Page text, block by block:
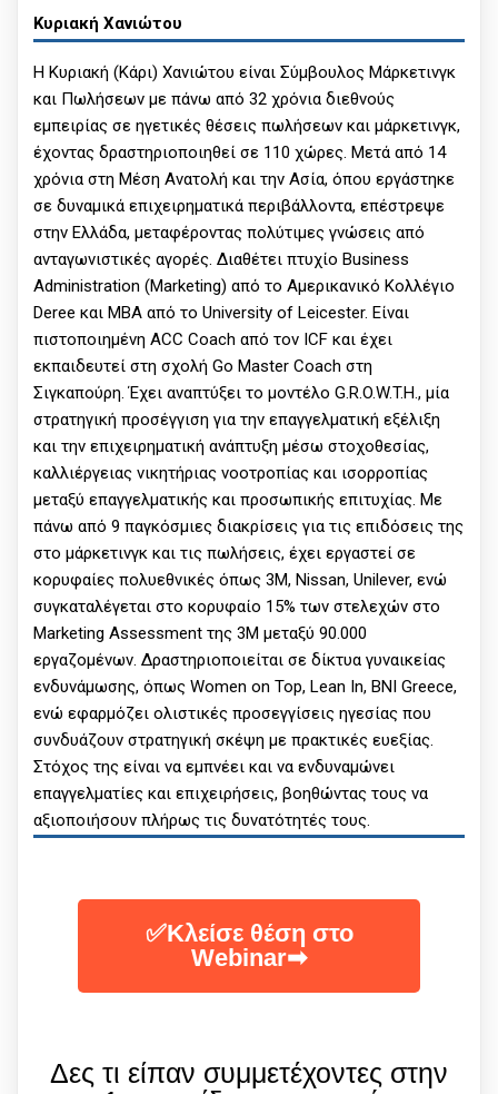
Κυριακή Χανιώτου
Η Κυριακή (Κάρι) Χανιώτου είναι Σύμβουλος Μάρκετινγκ
και Πωλήσεων με πάνω από 32 χρόνια διεθνούς
εμπειρίας σε ηγετικές θέσεις πωλήσεων και μάρκετινγκ,
έχοντας δραστηριοποιηθεί σε 110 χώρες. Μετά από 14
χρόνια στη Μέση Ανατολή και την Ασία, όπου εργάστηκε
σε δυναμικά επιχειρηματικά περιβάλλοντα, επέστρεψε
στην Ελλάδα, μεταφέροντας πολύτιμες γνώσεις από
ανταγωνιστικές αγορές. Διαθέτει πτυχίο Business
Administration (Marketing) από το Αμερικανικό Κολλέγιο
Deree και MBA από το University of Leicester. Είναι
πιστοποιημένη ACC Coach από τον ICF και έχει
εκπαιδευτεί στη σχολή Go Master Coach στη
Σιγκαπούρη. Έχει αναπτύξει το μοντέλο G.R.O.W.T.H., μία
στρατηγική προσέγγιση για την επαγγελματική εξέλιξη
και την επιχειρηματική ανάπτυξη μέσω στοχοθεσίας,
καλλιέργειας νικητήριας νοοτροπίας και ισορροπίας
μεταξύ επαγγελματικής και προσωπικής επιτυχίας. Με
πάνω από 9 παγκόσμιες διακρίσεις για τις επιδόσεις της
στο μάρκετινγκ και τις πωλήσεις, έχει εργαστεί σε
κορυφαίες πολυεθνικές όπως 3M, Nissan, Unilever, ενώ
συγκαταλέγεται στο κορυφαίο 15% των στελεχών στο
Marketing Assessment της 3M μεταξύ 90.000
εργαζομένων. Δραστηριοποιείται σε δίκτυα γυναικείας
ενδυνάμωσης, όπως Women on Top, Lean In, BNI Greece,
ενώ εφαρμόζει ολιστικές προσεγγίσεις ηγεσίας που
συνδυάζουν στρατηγική σκέψη με πρακτικές ευεξίας.
Στόχος της είναι να εμπνέει και να ενδυναμώνει
επαγγελματίες και επιχειρήσεις, βοηθώντας τους να
αξιοποιήσουν πλήρως τις δυνατότητές τους.
✅Κλείσε θέση στο
Webinar➡
Δες τι είπαν συμμετέχοντες στην